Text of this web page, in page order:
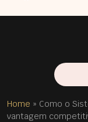
Home » Como o
vantagem